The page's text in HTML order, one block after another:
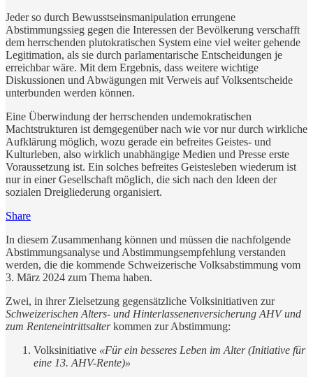
Jeder so durch Bewusstseinsmanipulation errungene
Abstimmungssieg gegen die Interessen der Bevölkerung verschafft
dem herrschenden plutokratischen System eine viel weiter gehende
Legitimation, als sie durch parlamentarische Entscheidungen je
erreichbar wäre. Mit dem Ergebnis, dass weitere wichtige
Diskussionen und Abwägungen mit Verweis auf Volksentscheide
unterbunden werden können.
Eine Überwindung der herrschenden undemokratischen
Machtstrukturen ist demgegenüber nach wie vor nur durch wirkliche
Aufklärung möglich, wozu gerade ein befreites Geistes- und
Kulturleben, also wirklich unabhängige Medien und Presse erste
Voraussetzung ist. Ein solches befreites Geistesleben wiederum ist
nur in einer Gesellschaft möglich, die sich nach den Ideen der
sozialen Dreigliederung organisiert.
Share
In diesem Zusammenhang können und müssen die nachfolgende
Abstimmungsanalyse und Abstimmungsempfehlung verstanden
werden, die die kommende Schweizerische Volksabstimmung vom
3. März 2024 zum Thema haben.
Zwei, in ihrer Zielsetzung gegensätzliche Volksinitiativen zur
Schweizerischen Alters- und Hinterlassenenversicherung AHV und
zum Renteneintrittsalterkommen zur Abstimmung:
Volksinitiative «Für ein besseres Leben im Alter (Initiative für
eine 13. AHV-Rente)»